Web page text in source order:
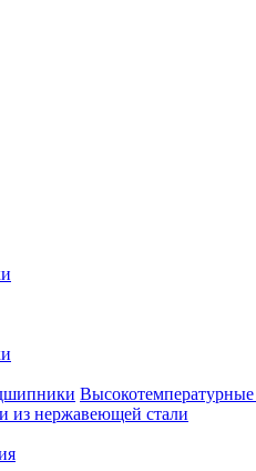
из нержавеющей стали